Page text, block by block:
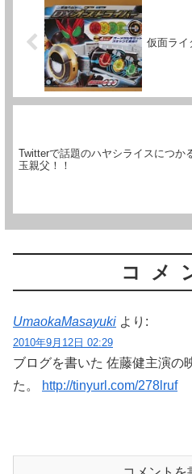
仮面ライ
Twitterで話題のハヤシライスにつか
玉親父！！
コメ
UmaokaMasayuki より:
2010年9月12日 02:29
ブログを書いた 佐藤健主演の
た。
http://tinyurl.com/278lruf